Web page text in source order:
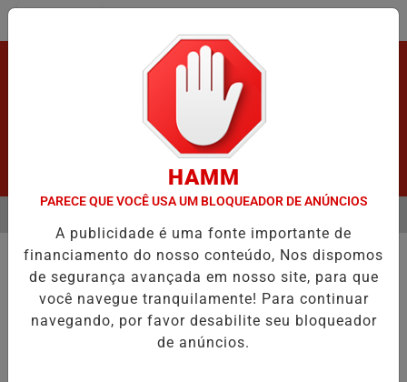
EM ALTA
POLICIAL
Bonde do 7”
Jaru: Policia Civil e Militar prende
integrantes do “Bonde do 7” Acusados de
HAMM
PARECE QUE VOCÊ USA UM BLOQUEADOR DE ANÚNCIOS
A publicidade é uma fonte importante de
financiamento do nosso conteúdo, Nos dispomos
de segurança avançada em nosso site, para que
você navegue tranquilamente! Para continuar
navegando, por favor desabilite seu bloqueador
de anúncios.